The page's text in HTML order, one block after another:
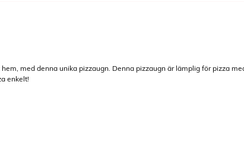
med denna unika pizzaugn. Denna pizzaugn är lämplig för pizza
enkelt!